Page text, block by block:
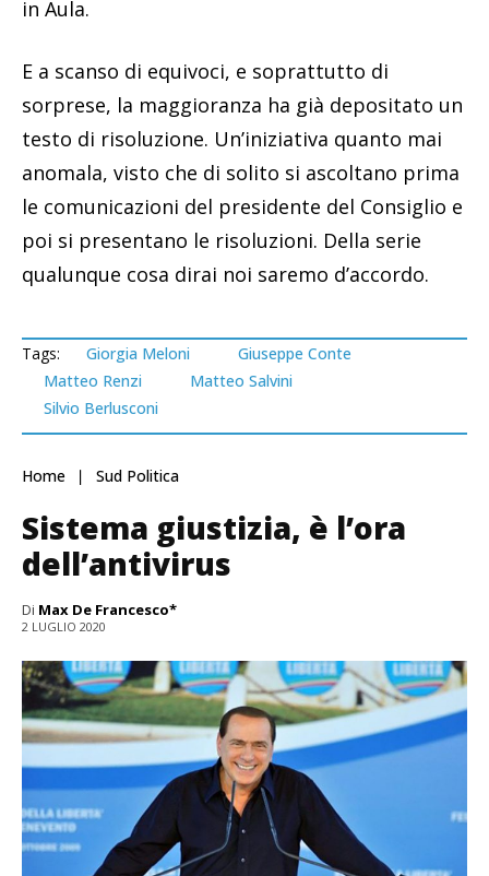
in Aula.
E a scanso di equivoci, e soprattutto di
sorprese, la maggioranza ha già depositato un
testo di risoluzione. Un’iniziativa quanto mai
anomala, visto che di solito si ascoltano prima
le comunicazioni del presidente del Consiglio e
poi si presentano le risoluzioni. Della serie
qualunque cosa dirai noi saremo d’accordo.
Tags: Giorgia Meloni
Giuseppe Conte
Matteo Renzi
Matteo Salvini
Silvio Berlusconi
Home Sud Politica
Sistema giustizia, è l’ora
dell’antivirus
Di Max De Francesco*
2 LUGLIO 2020